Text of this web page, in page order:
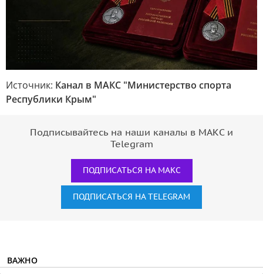
Источник: Канал в МАКС "Министерство спорта
Республики Крым"
Подписывайтесь на наши каналы в МАКС и
Telegram
ПОДПИСАТЬСЯ НА МАКС
ПОДПИСАТЬСЯ НА TELEGRAM
ВАЖНО